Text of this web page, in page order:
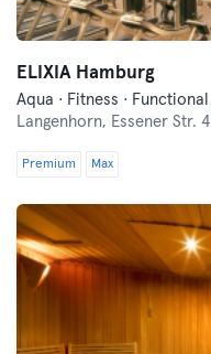
ELIXIA Hamburg
Langenhorn, Essener Str. 4
Premium Max